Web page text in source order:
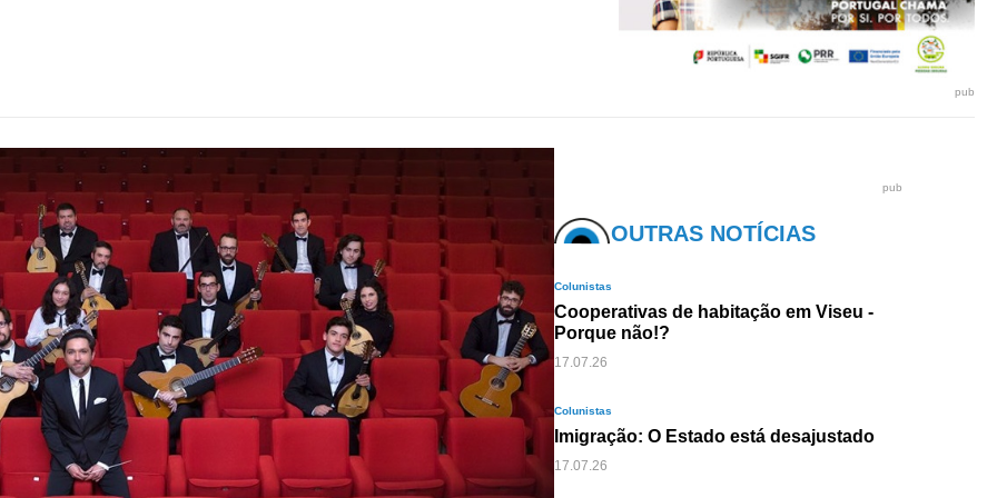
pub
pub
OUTRAS NOTÍCIAS
Colunistas
Cooperativas de habitação em Viseu -
Porque não!?
17.07.26
Colunistas
Imigração: O Estado está desajustado
17.07.26